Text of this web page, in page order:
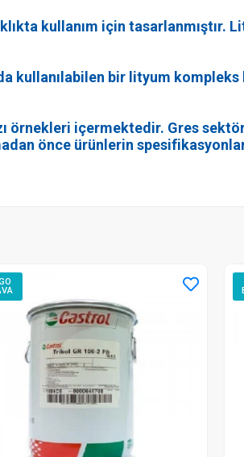
kullanım için tasarlanmıştır.
kullanılabilen bir lityum kompleks
örnekleri içermektedir. Gres
önce ürünlerin